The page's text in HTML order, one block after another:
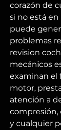
corazón de
si no está
puede
problemas
revision
mecánicos
examinan el
motor,
atención a
compresión,
y cualquier